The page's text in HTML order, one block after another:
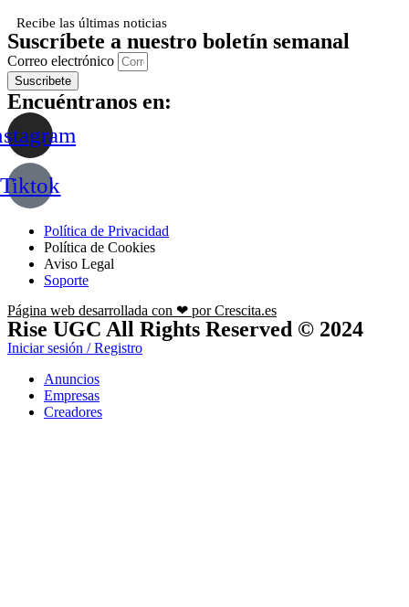
Recibe las últimas noticias
Suscríbete a nuestro boletín semanal
Correo electrónico
Suscribete
Encuéntranos en:
Tiktok
Política de Privacidad
Política de Cookies
Aviso Legal
Soporte
Página web desarrollada con ❤ por Crescita.es
Rise UGC All Rights Reserved © 2024
Iniciar sesión / Registro
Anuncios
Empresas
Creadores